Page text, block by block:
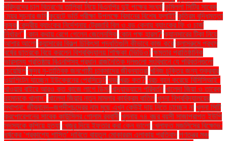
দরিদ্রদের চাল বিতরণের তালিকা নিয়ে বিএনপির দুই পক্ষের সংঘর্ষ কুমিল্লা সিটির সাবেক
মেয়র সূচনার জমি কুয়েটে ভর্তি পরীক্ষা উপলক্ষে বিমানের বিশেষ ফ্লাইট কৃত্রিম বুদ্ধিমত্তা
কৃষক কেন্দ্রীয় ব্যাংকের নির্দেশনায় ট্রেজারি বিল ও বন্ড কেনায় ব্যাংকের ফি ও চার্জ
নির্ধারণ" কোন কথায় রেগে গেলেন জেলেনস্কি কোন পক্ষ হারল? ক্যানসারের টিকা নিয়ে
আশার আলো ক্যান্সারের বিকল্প চিকিৎসা পদ্ধতিগুলি কীভাবে কাজ করে ক্লাসরুমে প্রথম
বর্ষের ছাত্রকে বিয়ে করলেন বিশ্ববিদ্যালয় শিক্ষিকা (ভিডিও) ক্ষমতার প্রাতিষ্ঠানিক
ভারসাম্য প্রতিষ্ঠায় বিএনপিসহ প্রধান রাজনৈতিক দলগুলো সংবিধানে যে পরিবর্তনগুলো
চেয়েছিল ক্ষুদ্র নৃ-তাত্বিক জনগোষ্ঠী চাকমাদের জীবনযাত্রা খনিজ চুক্তির জন্য শুক্রবার
ওয়াশিংটন যাচ্ছেন ইউক্রেনের প্রেসিডেন্ট খবর খরচ কত? খরচ বহন করেছে বিসিসিআই"
খাওয়ার বাইরে আরও কত কাজে লাগে ডিম! খাদ্যাভ্যাসে পরিবর্তন খালেদা জিয়া ও তারেক
রহমানকে খালাস'' খালেদা জিয়ার নতুন মামলার কার্যক্রম বাতিল খুলনা বিশ্ববিদ্যালয়ের
স্থাপনা: জীবনানন্দ–জগদীশচন্দ্রের নাম মুছে এখন কেউই দায় নিতে চাচ্ছেন না খুলনা সিটি
করপোরেশনের সাবেক কাউন্সিলর গোলাম রব্বানী খুলনায় ৭৪ বছর বয়সী সাজাপ্রাপ্ত ইউপি
সদস্যকে কুপিয়ে হত্যা খেজুর দিয়ে ইফতার করা কেন ভালো খেলাফত মজলিসের বিক্ষোভ:
ধর্ষকের ‘প্রকাশ্যে শাস্তি’ দাবিতে বায়তুল মোকাররম এলাকায় প্রতিবাদ গণতন্ত্র মঞ্চ